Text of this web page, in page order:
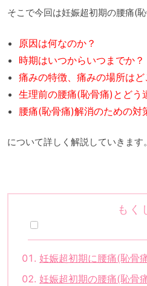
そこで今回は妊娠超初期の腰痛(恥
原因は何なのか？
時期はいつからいつまでか？
痛みの特徴、痛みの場所はど
生理前の腰痛(恥骨痛)とどう
腰痛(恥骨痛)解消のための対
について詳しく解説していきます。
もく
妊娠超初期に腰痛(恥骨
妊娠超初期の腰痛(恥骨